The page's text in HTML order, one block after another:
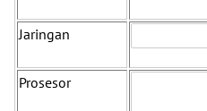
Jaringan
Prosesor